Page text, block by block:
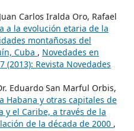
Carlos Iralda Oro, Rafael
a la evolución etaria de la
montañosas del
Cuba , Novedades en
(2013): Revista Novedades
Eduardo San Marful Orbis,
Habana y otras capitales de
y el Caribe, a través de la
de la década de 2000 ,